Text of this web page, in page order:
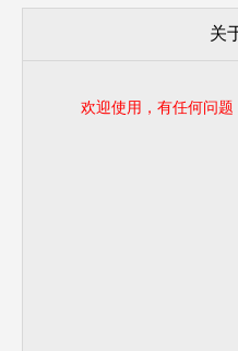
关
欢迎使用，有任何问题